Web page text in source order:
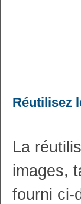
Réutilisez
La
images,
fourni ci-